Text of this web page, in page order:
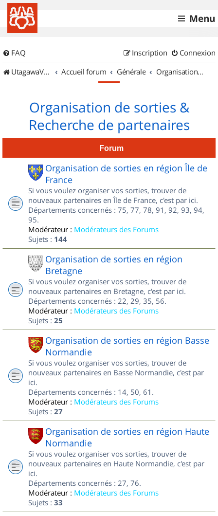
Menu
FAQ Connexion
Inscription
UtagawaVTT (Randos VTT et VTTAE avec traces GPS)
Accueil forum Générale Organisation de sorties & Recherche de partenaires
Organisation de sorties &
Recherche de partenaires
Forum
Organisation de sorties en région Île de
France
Si vous voulez organiser vos sorties, trouver de
nouveaux partenaires en Île de France, c'est par ici.
Départements concernés : 75, 77, 78, 91, 92, 93, 94,
95.
Modérateur : Modérateurs des Forums
Sujets : 144
Organisation de sorties en région
Bretagne
Si vous voulez organiser vos sorties, trouver de
nouveaux partenaires en Bretagne, c'est par ici.
Départements concernés : 22, 29, 35, 56.
Modérateur : Modérateurs des Forums
Sujets : 25
Organisation de sorties en région Basse
Normandie
Si vous voulez organiser vos sorties, trouver de
nouveaux partenaires en Basse Normandie, c'est par
ici.
Départements concernés : 14, 50, 61.
Modérateur : Modérateurs des Forums
Sujets : 27
Organisation de sorties en région Haute
Normandie
Si vous voulez organiser vos sorties, trouver de
nouveaux partenaires en Haute Normandie, c'est par
ici.
Départements concernés : 27, 76.
Modérateur : Modérateurs des Forums
Sujets : 33